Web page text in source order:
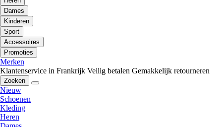
Dames
Kinderen
Sport
Accessoires
Promoties
Merken
Klantenservice in Frankrijk Veilig betalen Gemakkelijk retourneren
Zoeken
Nieuw
Schoenen
Kleding
Heren